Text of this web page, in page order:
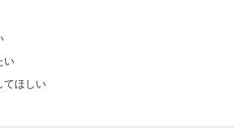
い
てほしい